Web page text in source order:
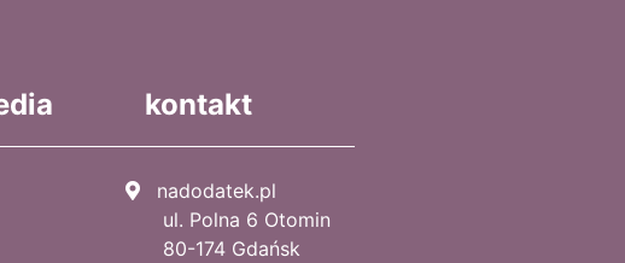
kontakt
nadodatek.pl
ul. Polna 6 Otomin
80-174 Gdańsk